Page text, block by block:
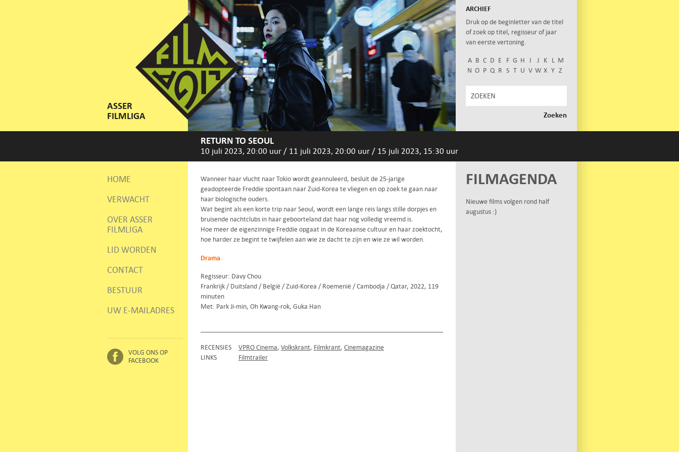
ASSER
FILMLIGA
ARCHIEF
Druk op de beginletter van de titel
of zoek op titel, regisseur of jaar
van eerste vertoning.
A B C D E F G H I J K L M
N O P Q R S T U V W X Y Z
RETURN TO SEOUL
10 juli 2023, 20:00 uur / 11 juli 2023, 20:00 uur / 15 juli 2023, 15:30 uur
HOME
VERWACHT
OVER ASSER
FILMLIGA
LID WORDEN
CONTACT
BESTUUR
UW E-MAILADRES
VOLG ONS OP
FACEBOOK
Wanneer haar vlucht naar Tokio wordt geannuleerd, besluit de 25-jarige
geadopteerde Freddie spontaan naar Zuid-Korea te vliegen en op zoek te gaan naar
haar biologische ouders.
Wat begint als een korte trip naar Seoul, wordt een lange reis langs stille dorpjes en
bruisende nachtclubs in haar geboorteland dat haar nog volledig vreemd is.
Hoe meer de eigenzinnige Freddie opgaat in de Koreaanse cultuur en haar zoektocht,
hoe harder ze begint te twijfelen aan wie ze dacht te zijn en wie ze wil worden.
Drama
Regisseur: Davy Chou
Frankrijk / Duitsland / België / Zuid-Korea / Roemenië / Cambodja / Qatar, 2022, 119
minuten
Met: Park Ji-min, Oh Kwang-rok, Guka Han
RECENSIES VPRO Cinema Volkskrant Filmkrant Cinemagazine
LINKS
Filmtrailer
FILMAGENDA
Nieuwe films volgen rond half
augustus :)